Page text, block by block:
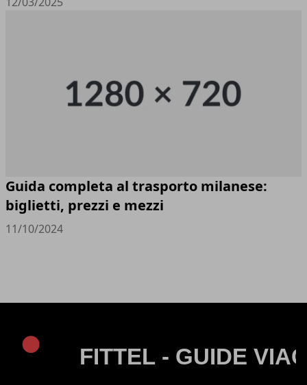
Guida completa al trasporto milanese:
biglietti, prezzi e mezzi
11/10/2024